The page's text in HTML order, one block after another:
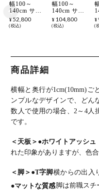
幅100～
140cm サイ
ズオーダー
テーブル
ッド 集成材
木製 T字脚
スチール脚
ブル 長方形
食卓テーブ
ル おしゃれ
北欧モダン
ダイニング
ナチュラル
¥ 52,800
税込
幅100～
140cm サイ
ズオーダー
テーブル
チェリー 無
テーブル 長
方形 食卓テ
ーブル おし
ゃれ 北欧モ
ダン ダイニ
¥ 104,800
税込
¥
商品詳細
横幅と奥行が1cm(10mm)ご
ンプルなデザインで、どん
数人で使用の場合、2～4人
です。
＜天板＞ ●ホワイトアッシュ
れた印象がありますが、色
＜脚＞ ●T字脚横からの出入
●マットな質感脚は前職ス